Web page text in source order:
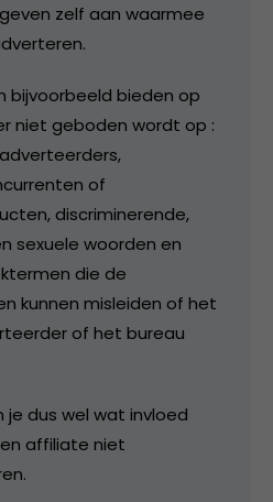
zelf aan waarmee
bijvoorbeeld bieden op
niet geboden wordt op :
of
discriminerende,
sexuele woorden en
die de
kunnen misleiden of het
of het bureau
je dus wel wat invloed
affiliate niet